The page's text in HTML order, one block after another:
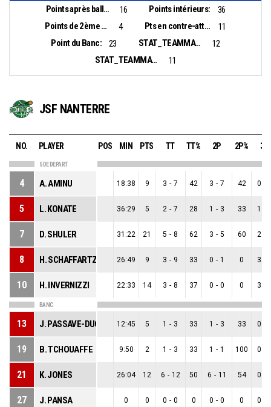
Points après balles perdues: 16 Points intérieurs:
36
Points de 2ème chance:
4 Pts en contre-attaque:
11
Point du Banc:
23 STAT_TEAMMATCH_BASKETBALL_sBiggestLead_NAME:
12
STAT_TEAMMATCH_BASKETBALL_sBiggestScoringRun_NAME:
11
JSF NANTERRE
NO. PLAYER POS MIN PTS TT TT% 2P 2P% 3P
5 DE DEPART
4 A. AMINU 18:38 9 3 - 7 42 3 - 7 42 0
5 L. KONATE 36:29 5 2 - 7 28 1 - 3 33 1
7 D. SHULER 31:22 21 5 - 8 62 3 - 5 60 2
8 H. SCHAFFARTZIK 26:49 9 3 - 9 33 0 - 1 0 3
10 H. INVERNIZZI 22:33 14 3 - 8 37 0 - 0 0 3
BANC
13 J. PASSAVE-DUCTEIL 12:45 5 1 - 3 33 1 - 3 33 0
19 B. TCHOUAFFE 9:50 2 1 - 3 33 1 - 1 100 0
21 K. JONES 26:04 12 6 - 12 50 6 - 11 54 0
27 J. PANSA 0 0 0 - 0 0 0 - 0 0 0